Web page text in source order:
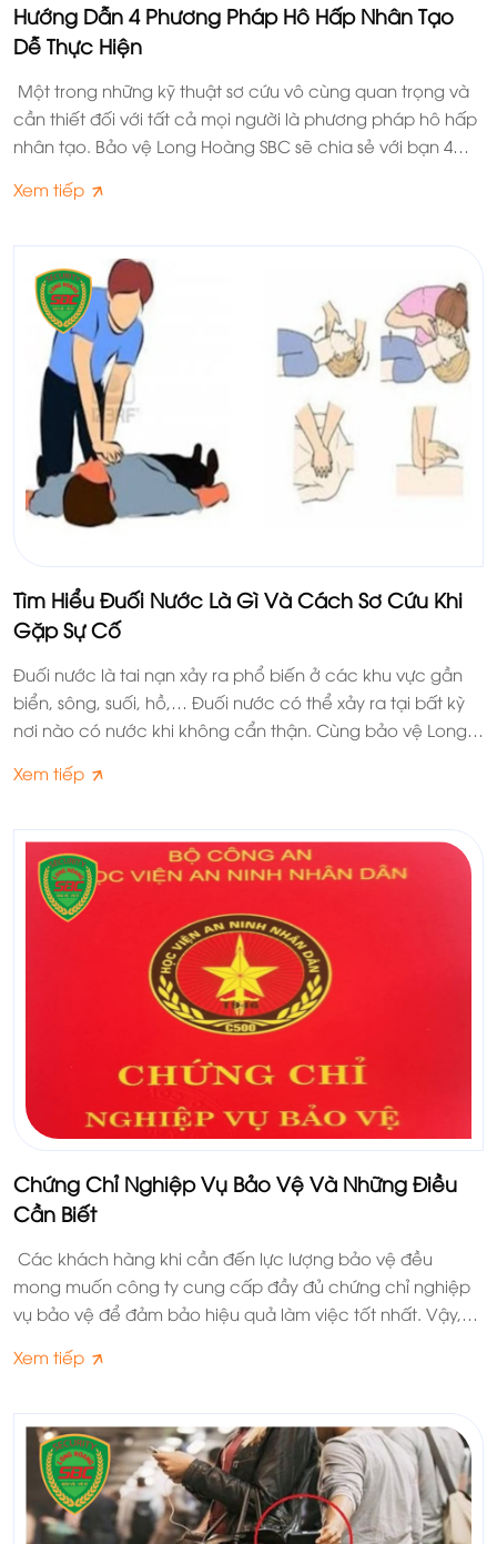
Hướng Dẫn 4 Phương Pháp Hô Hấp Nhân Tạo
Dễ Thực Hiện
Một trong những kỹ thuật sơ cứu vô cùng quan trọng và
cần thiết đối với tất cả mọi người là phương pháp hô hấp
nhân tạo. Bảo vệ Long Hoàng SBC sẽ chia sẻ với bạn 4
Xem tiếp
Tìm Hiểu Đuối Nước Là Gì Và Cách Sơ Cứu Khi
Gặp Sự Cố
Đuối nước là tai nạn xảy ra phổ biến ở các khu vực gần
biển, sông, suối, hồ,… Đuối nước có thể xảy ra tại bất kỳ
nơi nào có nước khi không cẩn thận. Cùng bảo vệ Long
nội dung dưới đây nhé.
Xem tiếp
Chứng Chỉ Nghiệp Vụ Bảo Vệ Và Những Điều
Cần Biết
Các khách hàng khi cần đến lực lượng bảo vệ đều
mong muốn công ty cung cấp đầy đủ chứng chỉ nghiệp
vụ bảo vệ để đảm bảo hiệu quả làm việc tốt nhất. Vậy,
Xem tiếp